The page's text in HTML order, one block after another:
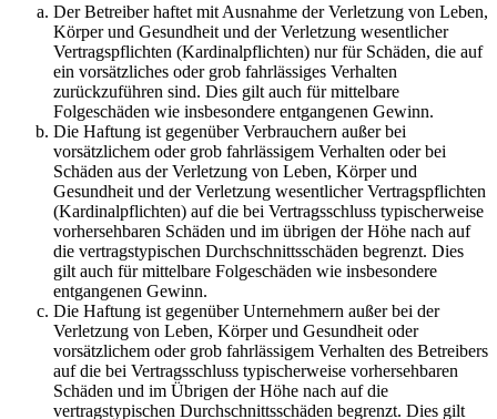
Der Betreiber haftet mit Ausnahme der Verletzung von Leben,
Körper und Gesundheit und der Verletzung wesentlicher
Vertragspflichten (Kardinalpflichten) nur für Schäden, die auf
ein vorsätzliches oder grob fahrlässiges Verhalten
zurückzuführen sind. Dies gilt auch für mittelbare
Folgeschäden wie insbesondere entgangenen Gewinn.
Die Haftung ist gegenüber Verbrauchern außer bei
vorsätzlichem oder grob fahrlässigem Verhalten oder bei
Schäden aus der Verletzung von Leben, Körper und
Gesundheit und der Verletzung wesentlicher Vertragspflichten
(Kardinalpflichten) auf die bei Vertragsschluss typischerweise
vorhersehbaren Schäden und im übrigen der Höhe nach auf
die vertragstypischen Durchschnittsschäden begrenzt. Dies
gilt auch für mittelbare Folgeschäden wie insbesondere
entgangenen Gewinn.
Die Haftung ist gegenüber Unternehmern außer bei der
Verletzung von Leben, Körper und Gesundheit oder
vorsätzlichem oder grob fahrlässigem Verhalten des Betreibers
auf die bei Vertragsschluss typischerweise vorhersehbaren
Schäden und im Übrigen der Höhe nach auf die
vertragstypischen Durchschnittsschäden begrenzt. Dies gilt